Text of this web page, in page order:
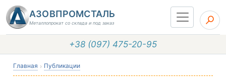
АЗОВПРОМСТАЛЬ
Металлопрокат со склада и под заказ
+38 (097) 475-20-95
Главная Публикации